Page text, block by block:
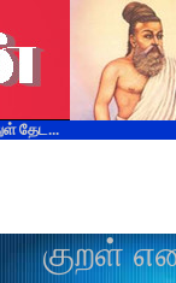
தேட...
குறள்